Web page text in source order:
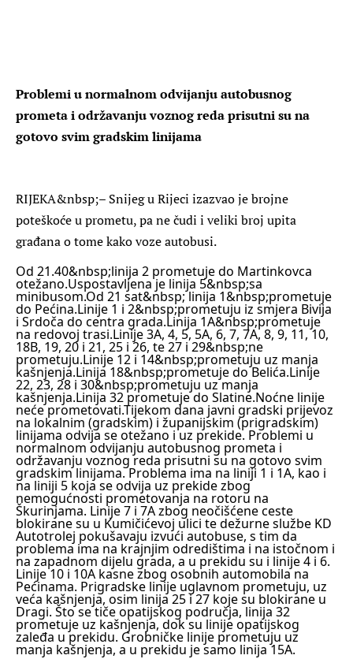
Problemi u normalnom odvijanju autobusnog
prometa i održavanju voznog reda prisutni su na
gotovo svim gradskim linijama
RIJEKA&nbsp;– Snijeg u Rijeci izazvao je brojne
poteškoće u prometu, pa ne čudi i veliki broj upita
građana o tome kako voze autobusi.
Od 21.40&nbsp;linija 2 prometuje do Martinkovca
otežano.Uspostavljena je linija 5&nbsp;sa
minibusom.Od 21 sat&nbsp; linija 1&nbsp;prometuje
do Pećina.Linije 1 i 2&nbsp;prometuju iz smjera Bivija
i Srdoča do centra grada.Linija 1A&nbsp;prometuje
na redovoj trasi.Linije 3A, 4, 5, 5A, 6, 7, 7A, 8, 9, 11, 10,
18B, 19, 20 i 21, 25 i 26, te 27 i 29&nbsp;ne
prometuju.Linije 12 i 14&nbsp;prometuju uz manja
kašnjenja.Linija 18&nbsp;prometuje do Belića.Linije
22, 23, 28 i 30&nbsp;prometuju uz manja
kašnjenja.Linija 32prometuje do Slatine.Noćne linije
neće prometovati.Tijekom dana javni gradski prijevoz
na lokalnim (gradskim) i županijskim (prigradskim)
linijama odvija se otežano i uz prekide. Problemi u
normalnom odvijanju autobusnog prometa i
održavanju voznog reda prisutni su na gotovo svim
gradskim linijama. Problema ima na liniji 1 i 1A, kao i
na liniji 5 koja se odvija uz prekide zbog
nemogućnosti prometovanja na rotoru na
Škurinjama. Linije 7 i 7A zbog neočišćene ceste
blokirane su u Kumičićevoj ulici te dežurne službe KD
Autotrolej pokušavaju izvući autobuse, s tim da
problema ima na krajnjim odredištima i na istočnom i
na zapadnom dijelu grada, a u prekidu su i linije 4 i 6.
Linije 10 i 10A kasne zbog osobnih automobila na
Pećinama. Prigradske linije uglavnom prometuju, uz
veća kašnjenja, osim linija 25 i 27 koje su blokirane u
Dragi. Što se tiče opatijskog područja, linija 32
prometuje uz kašnjenja, dok su linije opatijskog
zaleđa u prekidu. Grobničke linije prometuju uz
manja kašnjenja, a u prekidu je samo linija 15A.